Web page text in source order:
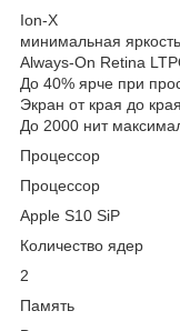
Ion-X
минимальная
Always‑On Retina
До 40% ярче при
Экран от края до края
До 2000 нит
Процессор
Процессор
Apple S10 SiP
Количество ядер
2
Память